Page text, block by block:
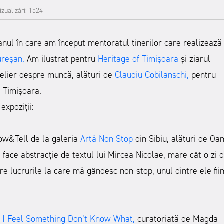
1524
în care am început mentoratul tinerilor care realizează
. Am ilustrat pentru Heritage of Timișoara și ziarul
despre muncă, alături de Claudiu Cobilanschi, pentru
de la galeria Artă Non Stop din Sibiu, alături de
abstracție de textul lui Mircea Nicolae, mare cât o zi
lucrurile la care mă gândesc non-stop, unul dintre ele
I Feel Something Don’t Know What, curatoriată de Magda